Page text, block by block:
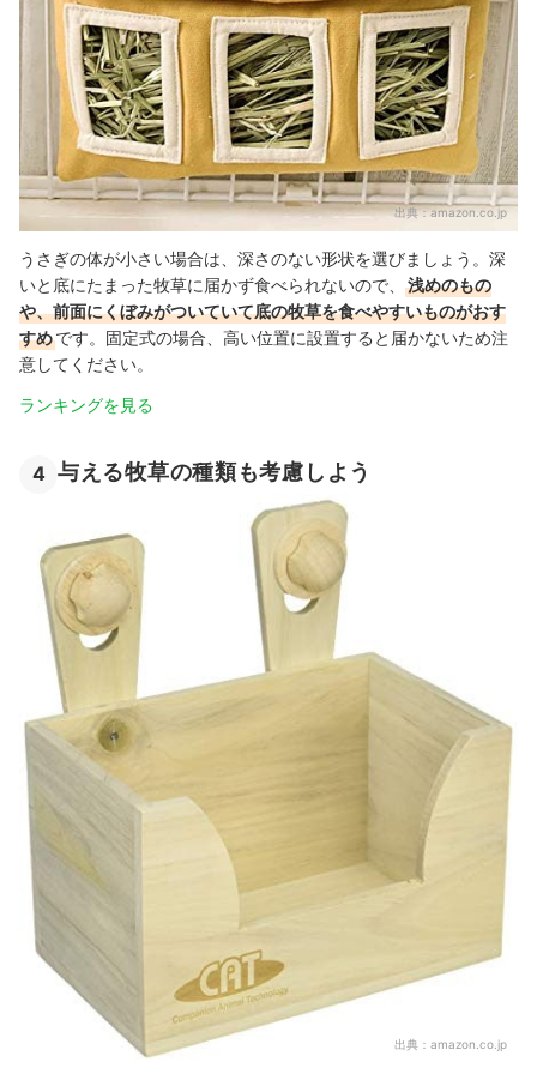
出典：amazon.co.jp
うさぎの体が小さい場合は、深さのない形状を選びましょう。深
いと底にたまった牧草に届かず食べられないので、
浅めのもの
や、前面にくぼみがついていて底の牧草を食べやすいものがおす
すめです。固定式の場合、高い位置に設置すると届かないため注
意してください。
ランキングを見る
4 与える牧草の種類も考慮しよう
出典： amazon.co.jp